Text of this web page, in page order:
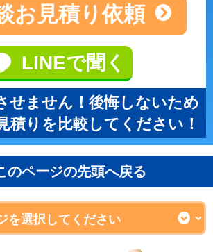
お見積り依頼
LINEで聞く
せません！後悔しないため
積りを比較してください！
のページの先頭へ戻る